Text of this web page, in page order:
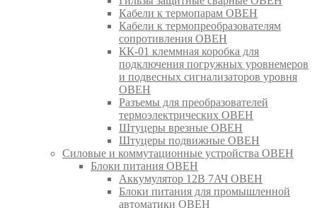
Кабели к термопарам ОВЕН
Кабели к термопреобразователям
сопротивления ОВЕН
КК-01 клеммная коробка для
подключения погружных уровнемеров
и подвесных сигнализаторов уровня
ОВЕН
Разъемы для преобразователей
термоэлектрических ОВЕН
Штуцеры врезные ОВЕН
Штуцеры подвижные ОВЕН
Силовые и коммутационные устройства ОВЕН
Блоки питания ОВЕН
Аккумулятор 12В 7АЧ ОВЕН
Блоки питания для промышленной
автоматики ОВЕН